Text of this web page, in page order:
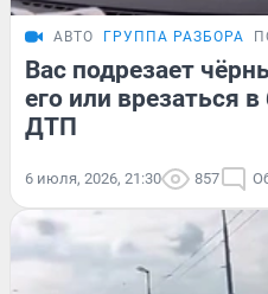
АВТО ГРУППА РАЗБОРА
Вас подрезает
его или врезаться
ДТП
6 июля, 2026, 21:30 857